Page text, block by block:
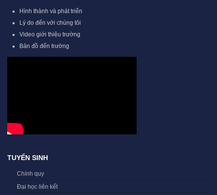
Hình thành và phát triển
Lý do đến với chúng tôi
Video giới thiệu trường
Bản đồ đến trường
TUYỂN SINH
Chính quy
Đại học liên kết